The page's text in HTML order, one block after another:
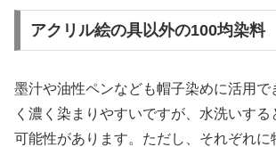
アクリル絵の具以外の100均染料
墨汁や油性ペンなども帽子染めに活用で
く濃く染まりやすいですが、水洗いする
可能性があります。ただし、それぞれに